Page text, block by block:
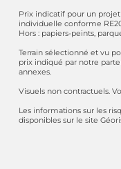
Prix indicatif pour un
individuelle conforme
Hors : papiers-peints,
Terrain sélectionné et vu
prix indiqué par notre
annexes.
Visuels non contractuels.
Les informations sur les
disponibles sur le site